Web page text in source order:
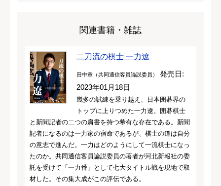
関連書籍・雑誌
二刀流の棋士 一力遼
田中章（共同通信客員論説委員）
発売日:
2023年01月18日
幾多の試練を乗り越え、日本囲碁界の
トップに上りつめた一力遼。囲碁棋士
と新聞記者の二つの肩書を持つ希有な存在である。新聞
記者になるのは一力家の宿命であるが、棋士の道は自分
の意志で進んだ。一力はどのようにして一流棋士になっ
たのか。共同通信客員論説委員の著者が河北新報社の委
託を受けて「一力番」として七大タイトル戦を現地で取
材した。その集大成がこの評伝である。